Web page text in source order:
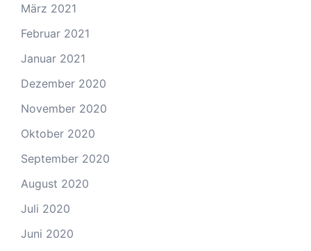
März 2021
Februar 2021
Januar 2021
Dezember 2020
November 2020
Oktober 2020
September 2020
August 2020
Juli 2020
Juni 2020